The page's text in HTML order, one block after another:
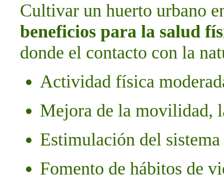
Cultivar un huerto urbano
beneficios para la salud
donde el contacto con la
Actividad física
Mejora de la movilidad,
Estimulación del
Fomento de hábitos de